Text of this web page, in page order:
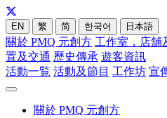
EN 繁 简 한국어 日本語
關於 PMQ 元創方 工作室，店舖
置及交通 歷史傳承 遊客資訊
活動一覧 活動及節目 工作坊 宣
關於 PMQ 元創方